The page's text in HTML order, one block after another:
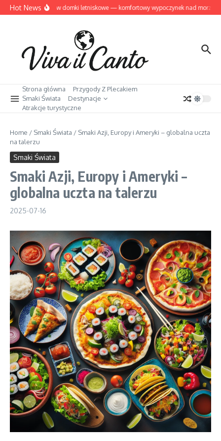
Przejdź do treści
Hot NewsDziwnów domki letniskowe — komfortowy wypoczynek nad morzem
Strona główna
Przygody Z Plecakiem
Smaki Świata
Destynacje
Atrakcje turystyczne
Home / Smaki Świata / Smaki Azji, Europy i Ameryki – globalna uczta
na talerzu
Smaki Świata
Smaki Azji, Europy i Ameryki –
globalna uczta na talerzu
2025-07-16